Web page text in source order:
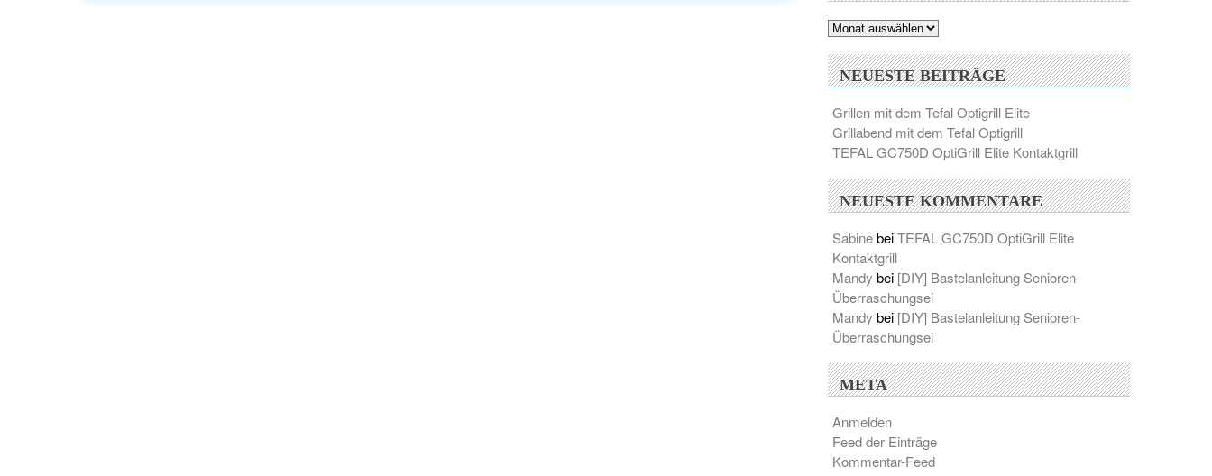
Archiv
NEUESTE BEITRÄGE
Grillen mit dem Tefal Optigrill Elite
Grillabend mit dem Tefal Optigrill
TEFAL GC750D OptiGrill Elite Kontaktgrill
NEUESTE KOMMENTARE
SabinebeiTEFAL GC750D OptiGrill Elite
Kontaktgrill
Mandy bei [DIY] Bastelanleitung Senioren-
Überraschungsei
Mandy bei [DIY] Bastelanleitung Senioren-
Überraschungsei
META
Anmelden
Feed der Einträge
Kommentar-Feed